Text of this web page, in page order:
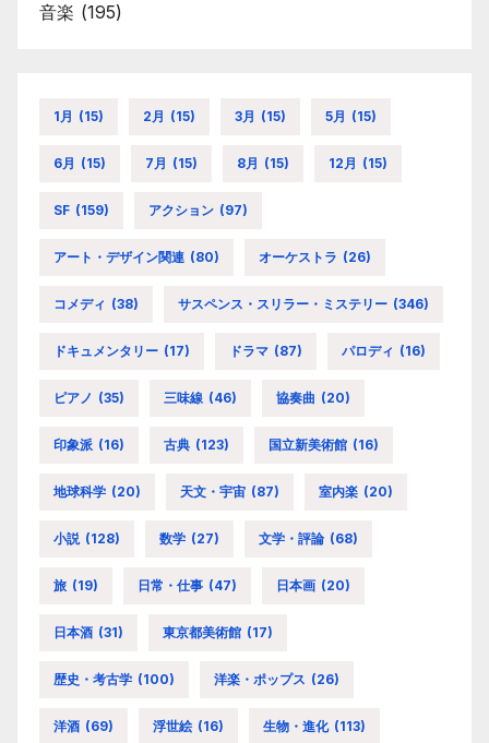
音楽 (195)
1月 (15) 2月 (15) 3月 (15) 5月 (15)
6月 (15) 7月 (15) 8月 (15) 12月 (15)
SF (159) アクション (97)
アート・デザイン関連 (80) オーケストラ (26)
コメディ (38) サスペンス・スリラー・ミステリー (346)
ドキュメンタリー (17) ドラマ (87) パロディ (16)
ピアノ (35) 三味線 (46) 協奏曲 (20)
印象派 (16) 古典 (123) 国立新美術館 (16)
地球科学 (20) 天文・宇宙 (87) 室内楽 (20)
小説 (128) 数学 (27) 文学・評論 (68)
旅 (19) 日常・仕事 (47) 日本画 (20)
日本酒 (31) 東京都美術館 (17)
歴史・考古学 (100) 洋楽・ポップス (26)
洋酒 (69) 浮世絵 (16) 生物・進化 (113)